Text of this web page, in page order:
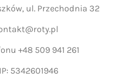
ul. Przechodnia 32
+48 509 941 261
5342601946